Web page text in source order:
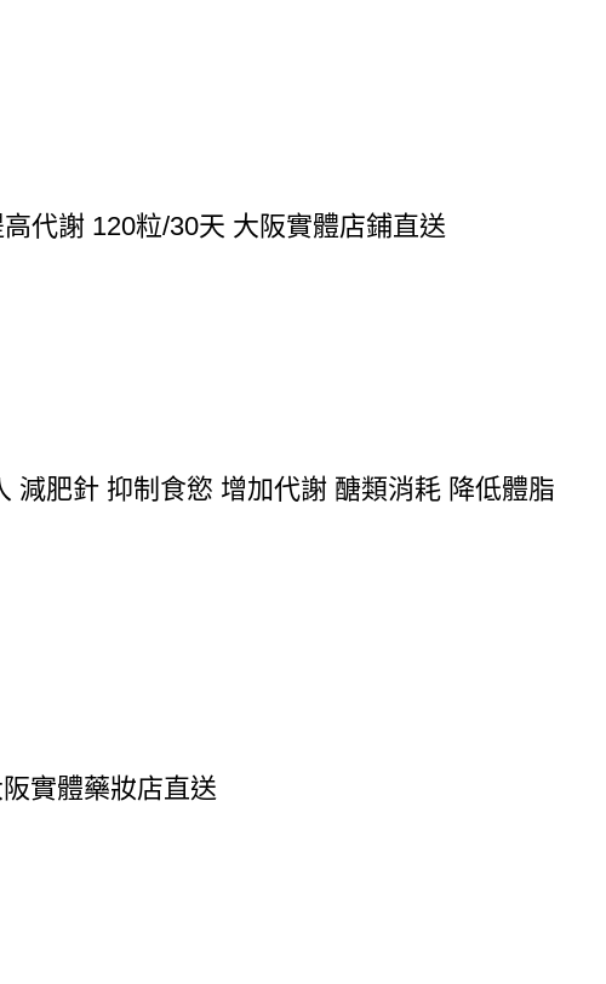
代謝 120粒/30天 大阪實體店鋪直送
減肥針 抑制食慾 增加代謝 醣類消耗 降低體脂
實體藥妝店直送